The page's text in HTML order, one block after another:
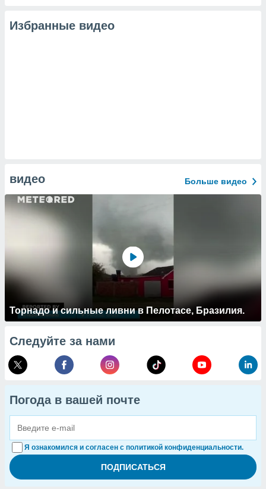
Избранные видео
видео Больше видео
Торнадо и сильные ливни в Пелотасе, Бразилия.
Следуйте за нами
Погода в вашей почте
Я ознакомился и согласен с политикой конфиденциальности.